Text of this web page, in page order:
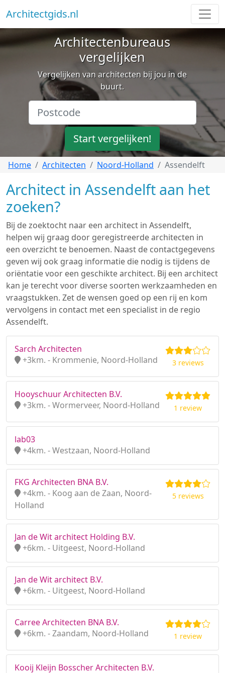
Architectgids.nl
Architectenbureaus
vergelijken
Vergelijken van architecten bij jou in de
buurt.
Start vergelijken!
Home Architecten Noord-Holland Assendelft
Architect in Assendelft aan het
zoeken?
Bij de zoektocht naar een architect in Assendelft,
helpen wij graag door geregistreerde architecten in
een overzicht te benoemen. Naast de contactgegevens
geven wij ook graag informatie die nodig is tijdens de
oriëntatie voor een geschikte architect. Bij een architect
kan je terecht voor diverse soorten werkzaamheden en
vraagstukken. Zet de wensen goed op een rij en kom
vervolgens in contact met een specialist in de regio
Assendelft.
Sarch Architecten
+3km. - Krommenie, Noord-Holland
3 reviews
Hooyschuur Architecten B.V.
+3km. - Wormerveer, Noord-Holland
1 review
lab03
+4km. - Westzaan, Noord-Holland
FKG Architecten BNA B.V.
+4km. - Koog aan de Zaan, Noord-
Holland
5 reviews
Jan de Wit architect Holding B.V.
+6km. - Uitgeest, Noord-Holland
Jan de Wit architect B.V.
+6km. - Uitgeest, Noord-Holland
Carree Architecten BNA B.V.
+6km. - Zaandam, Noord-Holland
1 review
Kooij Kleijn Bosscher Architecten B.V.